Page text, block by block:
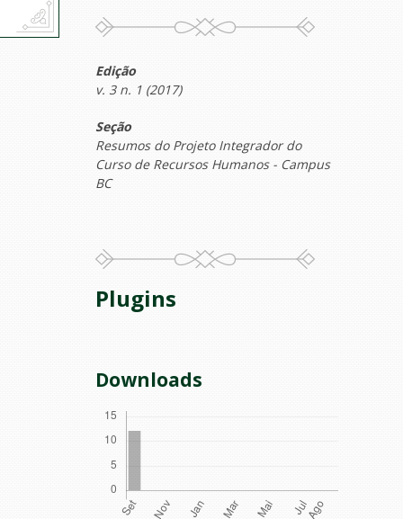
Edição
v. 3 n. 1 (2017)
Seção
Resumos do Projeto Integrador do
Curso de Recursos Humanos - Campus
BC
Plugins
Downloads